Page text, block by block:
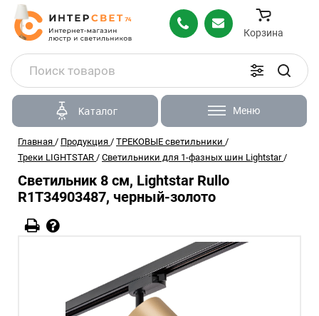
Корзина
Каталог Меню
Главная / Продукция / ТРЕКОВЫЕ светильники /
Треки LIGHTSTAR / Светильники для 1-фазных шин Lightstar /
Светильник 8 см, Lightstar Rullo
R1T34903487, черный-золото